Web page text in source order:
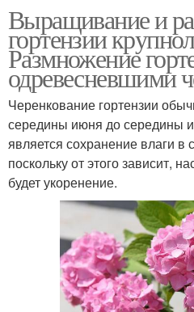
Выращивание и
гортензии
Размножение
одревесневшими
Черенкование гортензии
середины июня до середины
является сохранение влаги в
поскольку от этого зависит,
будет укоренение.